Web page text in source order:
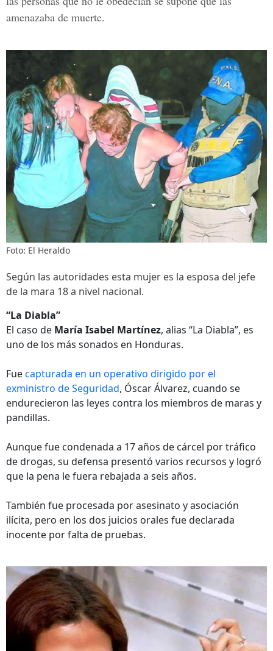
amenazaba de muerte.
Foto: El Heraldo
Según las autoridades esta mujer es la esposa del jefe
de la mara 18 a nivel nacional.
“La Diabla”
El caso de María Isabel Martínez, alias “La Diabla”, es
uno de los más sonados en Honduras.
Fuecapturada en un operativo dirigido por el
exministro de Seguridad, Óscar Álvarez, cuando se
endurecieron las leyes contra los miembros de maras y
pandillas.
Aunque fue condenada a 17 años de cárcel por tráfico
de drogas, su defensa presentó varios recursos y logró
que la pena le fuera rebajada a seis años.
También fue procesada por asesinato y asociación
ilícita, pero en los dos juicios orales fue declarada
inocente por falta de pruebas.